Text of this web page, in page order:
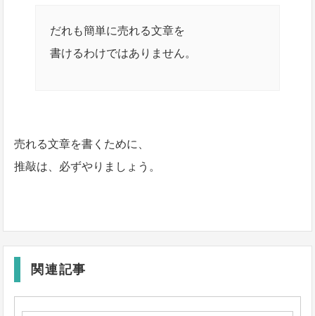
だれも簡単に売れる文章を
書けるわけではありません。
売れる文章を書くために、
推敲は、必ずやりましょう。
関連記事